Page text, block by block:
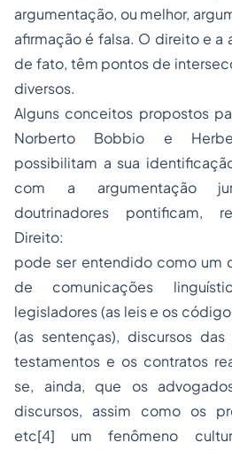
argumentação, ou melhor,
afirmação é falsa. O direito e a
de fato, têm pontos de
diversos.
Alguns conceitos propostos
Norberto Bobbio e
possibilitam a sua
com a argumentação
doutrinadores pontificam,
Direito:
pode ser entendido como um
de comunicações
legisladores (as leis e os
(as sentenças), discursos
testamentos e os contratos
se, ainda, que os
discursos, assim como os
etc[4] um fenômeno